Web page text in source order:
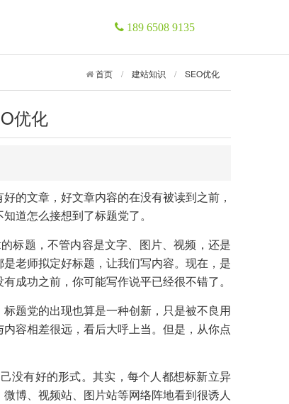
189 6508 9135
首页 / 建站知识 / SEO优化
优化
文章，好文章内容的在没有被读到之前，
道怎么接想到了标题党了。
题，不管内容是文字、图片、视频，还是
老师拟定好标题，让我们写内容。现在，是
成功之前，你可能写作说平已经很不错了。
题党的出现也算是一种创新，只是被不良用
容相差很远，看后大呼上当。但是，从你点
有好的形式。其实，每个人都想标新立异
博、视频站、图片站等网络阵地看到很诱人